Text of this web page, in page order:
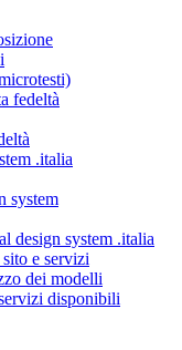
fedeltà
.italia
system
design system .italia
e servizi
dei modelli
disponibili